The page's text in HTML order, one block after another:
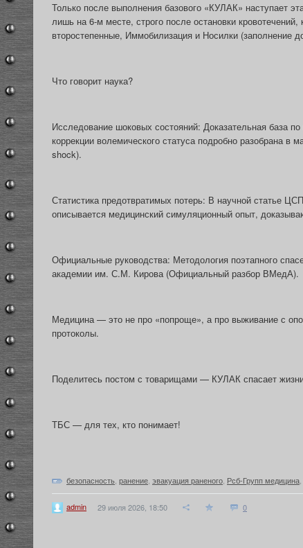
Только после выполнения базового «КУЛАК» наступает
лишь на 6-м месте, строго после остановки
второстепенные, Иммобилизация и Носилки (заполнение
Что говорит наука?
Исследование шоковых состояний: Доказательная база
коррекции волемического статуса подробно разобрана
shock).
Статистика предотвратимых потерь: В научной статье
описывается медицинский симуляционный опыт,
Официальные руководства: Методология поэтапного
академии им. С.М. Кирова (Официальный разбор ВМедА).
Медицина — это не про «попроще», а про выживание с
протоколы.
Поделитесь постом с товарищами — КУЛАК спасает
ТБС — для тех, кто понимает!
безопасность ранение эвакуация раненого Рсб-Групп медицина
admin 29 июля 2026, 18:50 0